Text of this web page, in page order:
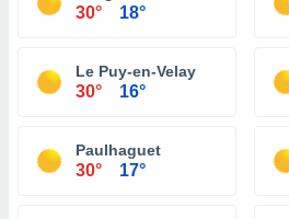
30° 18°
Le Puy-en-Velay
30° 16°
Paulhaguet
30° 17°